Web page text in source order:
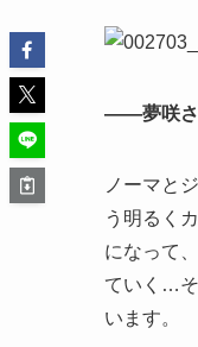
――夢咲さ
ノーマと
う明るく
になって
ていく…そ
います。